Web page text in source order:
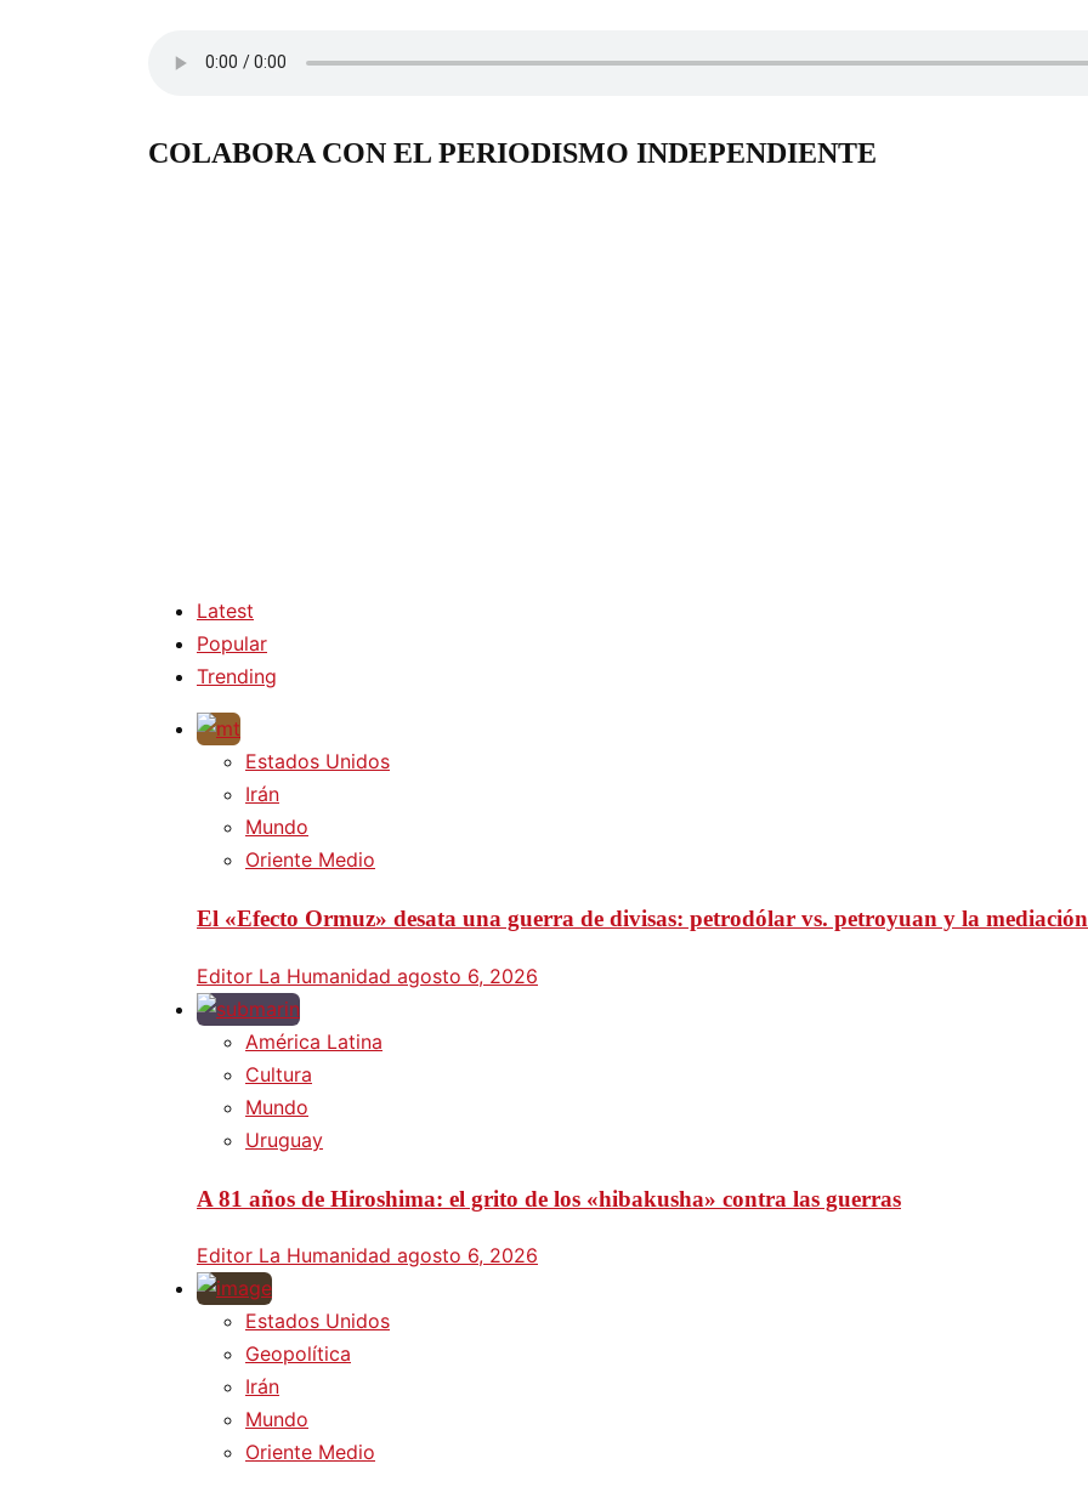
COLABORA CON EL PERIODISMO INDEPENDIENTE
Latest
Popular
Trending
Estados Unidos
Irán
Mundo
Oriente Medio
El «Efecto Ormuz» desata una guerra de divisas: petrodólar vs. petroyuan y la
Editor La Humanidad agosto 6, 2026
América Latina
Cultura
Mundo
Uruguay
A 81 años de Hiroshima: el grito de los «hibakusha» contra las guerras
Editor La Humanidad agosto 6, 2026
Estados Unidos
Geopolítica
Irán
Mundo
Oriente Medio